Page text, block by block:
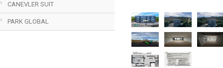
CANEVLER SUIT
PARK GLOBAL